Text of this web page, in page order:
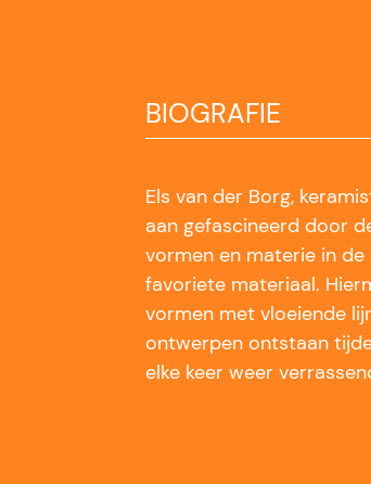
BIOGRAFIE
Els van der Borg,
aan gefascineerd door
vormen en materie in
favoriete materiaal.
vormen met vloeiende
ontwerpen ontstaan
elke keer weer